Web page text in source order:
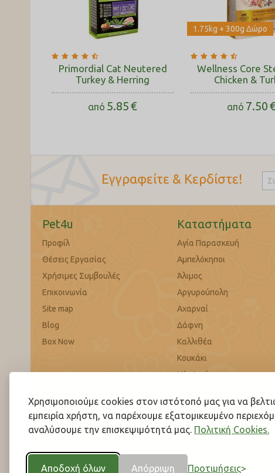
Χρησιμοποιούμε cookies στον ιστότοπό μας για να
εμπειρία χρήστη, να παρέχουμε εξατομικευμένο
αναλύσουμε την επισκεψιμότητά μας. Πολιτική Cookies.
Αποδοχή όλων Απόρριψη Προτιμήσεις
Primordial Cat Neutered
Turkey & Herring
από 5.85€
1.75kg + 300g Δώρο
Wellness Core
Chicken &
από 7.50
Εγγραφείτε & Κερδίστε!
Pet4u
Προφίλ
Θέσεις Εργασίας
Χρήσιμες Συμβουλές
Επικοινωνία
Site map
Blog
Box Now
Καταστήματα
Αγία Παρασκευή
Αμπελόκηποι
Άλιμος
Αργυρούπολη
Αχαρναί
Δάφνη
Καλλιθέα
Κουκάκι
Νέα Ιωνία
Παλαιό Φάληρο
Περιστέρι
Χαλάνδρι